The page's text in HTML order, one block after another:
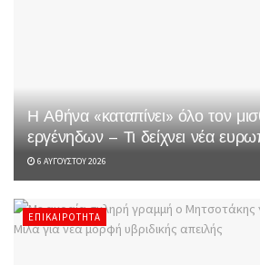
Η Αθήνα «καταπίνει» όλο τον
εργένηδων – Τι δείχνει νέα
6 ΑΥΓΟΎΣΤΟΥ 2026
ΕΠΙΚΑΙΡΌΤΗΤΑ